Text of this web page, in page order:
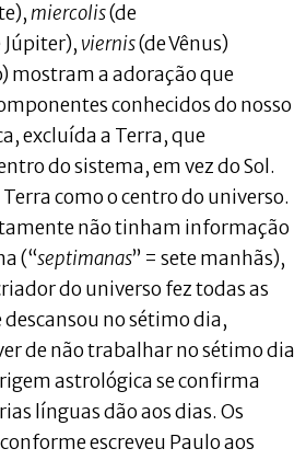
miercolis(de
Júpiter), viernis(de Vênus)
mostram a adoração que
conhecidos do nosso
excluída a Terra, que
do sistema, em vez do Sol.
como o centro do universo.
não tinham informação
(“septimanas” = sete manhãs),
do universo fez todas as
descansou no sétimo dia,
de não trabalhar no sétimo dia
astrológica se confirma
línguas dão aos dias. Os
escreveu Paulo aos